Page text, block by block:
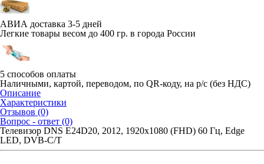
АВИА доставка 3-5 дней
Легкие товары весом до 400 гр. в города России
5 способов оплаты
Наличными, картой, переводом, по QR-коду, на р/с (без НДС)
Описание
Характеристики
Отзывов (0)
Вопрос - ответ (0)
Телевизор DNS E24D20, 2012, 1920x1080 (FHD) 60 Гц, Edge
LED, DVB-C/T